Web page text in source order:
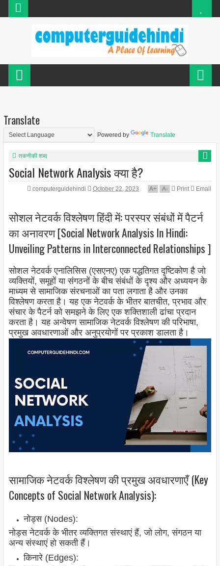
Translate
Powered by Translate
तकनीकी शब्द
Social Network Analysis क्या है?
computerguidehindi October 22, 2023 A+ A- Print Email
सोशल नेटवर्क विश्लेषण हिंदी में: परस्पर संबंधों में पैटर्न
का अनावरण [Social Network Analysis In Hindi:
Unveiling Patterns in Interconnected Relationships ]
सोशल नेटवर्क एनालिसिस (एसएनए) एक पद्धतिगत दृष्टिकोण है जो
व्यक्तियों, समूहों या संगठनों के बीच संबंधों के दृश्य और अध्ययन के
माध्यम से सामाजिक संरचनाओं का पता लगाता है और उनका
विश्लेषण करता है। यह एक नेटवर्क के भीतर बातचीत, प्रभाव और
संचार के पैटर्न को समझने के लिए एक शक्तिशाली ढांचा प्रदान
करता है। यह अन्वेषण सामाजिक नेटवर्क विश्लेषण की परिभाषा,
प्रमुख अवधारणाओं और अनुप्रयोगों पर प्रकाश डालता है।
सामाजिक नेटवर्क विश्लेषण की प्रमुख अवधारणाएँ (Key
Concepts of Social Network Analysis):
नोड्स (Nodes):
नोड्स नेटवर्क के भीतर व्यक्तिगत संस्थाएं हैं, जो लोग, संगठन या
अन्य संस्थाएं हो सकती हैं।
किनारे (Edges):